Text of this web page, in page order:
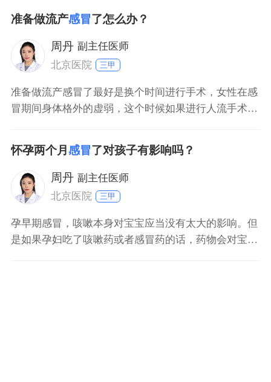
准备做流产感冒了怎么办？
周丹 副主任医师
北京医院
三甲
准备做流产感冒了最好是换个时间进行手术，女性在感
冒期间身体格外的虚弱，这个时候如果进行人流手术则
情的恢复，因此等到病情恢复之后再去进行手术。在感
冒期间要多喝热水，在医生指导下配合一些感冒药来帮
助恢复，同时要注意，人流手术具有很大的伤害性，为
了防止怀孕最
怀孕两个月 感冒了对孩子有影响吗？
周丹 副主任医师
北京医院
三甲
孕早期感冒，咳嗽本身对宝宝应当没有太大的影响。但
是如果孕妇吃了咳嗽药或者感冒药的话，药物会对宝宝